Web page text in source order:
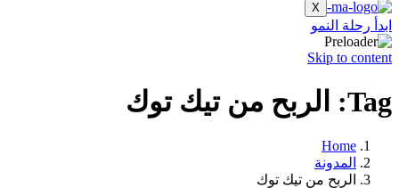
X
ابدأ رحلة النمو
Skip to content
Tag: الربح من تيك توك
Home
المدونة
الربح من تيك توك